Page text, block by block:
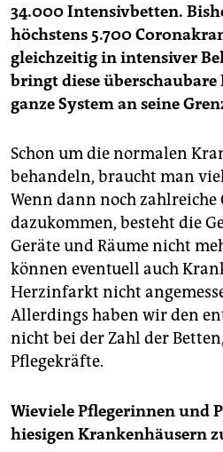
34.000 Intensivbetten.
höchstens 5.700
gleichzeitig in intensiver
bringt diese überschaubare
ganze System an seine
Schon um die normalen
behandeln, braucht man
Wenn dann noch zahlreiche
dazukommen, besteht die
Geräte und Räume nicht
können eventuell auch
Herzinfarkt nicht
Allerdings haben wir den
nicht bei der Zahl der
Pflegekräfte.
Wieviele Pflegerinnen und
hiesigen Krankenhäusern